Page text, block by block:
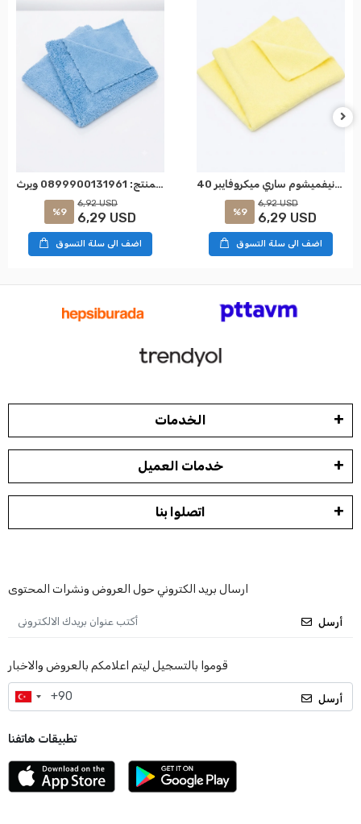
نيفمزهوم ميكروفيبر أزرق 40×40 قماش رمز المنتج: 0899900131961 ويرث
%9
6,92 USD
6,29 USD
اضف الى سلة التسوق
نيفميشوم ساري ميكروفايبر 40x40 قماش SK: 0899900133961 WÜRTH
%9
6,92 USD
6,29 USD
اضف الى سلة التسوق
الخدمات
خدمات العميل
اتصلوا بنا
ارسال بريد الكتروني حول العروض ونشرات المحتوى
أرسل
قوموا بالتسجيل ليتم اعلامكم بالعروض والاخبار
أرسل
تطبيقات هاتفنا